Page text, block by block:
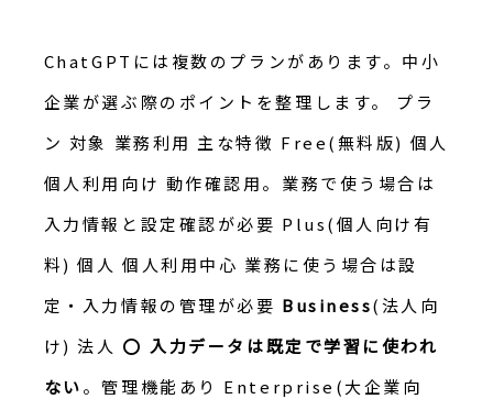
ChatGPTには複数のプランがあります。中小
企業が選ぶ際のポイントを整理します。 プラ
ン 対象 業務利用 主な特徴 Free(無料版) 個人
個人利用向け 動作確認用。業務で使う場合は
入力情報と設定確認が必要 Plus(個人向け有
料) 個人 個人利用中心 業務に使う場合は設
定・入力情報の管理が必要 Business(法人向
け) 法人 ⭕ 入力データは既定で学習に使われ
ない。管理機能あり Enterprise(大企業向